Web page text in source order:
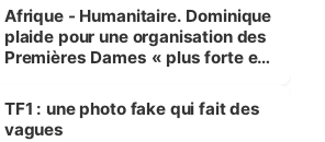
Afrique - Humanitaire. Dominique
plaide pour une organisation des
Premières Dames « plus forte et
sur la scène internationale »
TF1 : une photo fake qui fait des
vagues